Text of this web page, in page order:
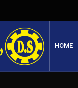
HOME